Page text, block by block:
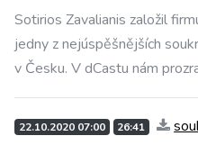
Sotirios Zavalianis založil
jedny z nejúspěšnějších
v Česku. V dCastu nám
22.10.2020 07:00 26:41